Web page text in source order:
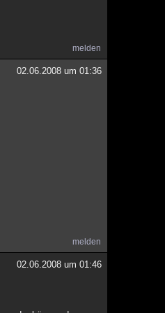
melden
02.06.2008 um 01:36
melden
02.06.2008 um 01:46